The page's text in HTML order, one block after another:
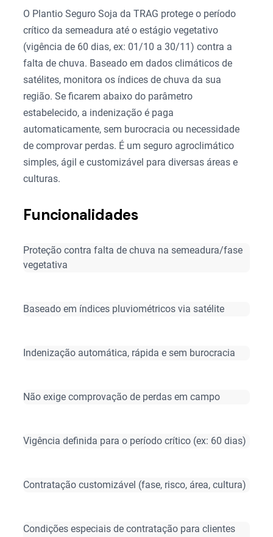
O Plantio Seguro Soja da TRAG protege o período
crítico da semeadura até o estágio vegetativo
(vigência de 60 dias, ex: 01/10 a 30/11) contra a
falta de chuva. Baseado em dados climáticos de
satélites, monitora os índices de chuva da sua
região. Se ficarem abaixo do parâmetro
estabelecido, a indenização é paga
automaticamente, sem burocracia ou necessidade
de comprovar perdas. É um seguro agroclimático
simples, ágil e customizável para diversas áreas e
culturas.
Funcionalidades
Proteção contra falta de chuva na semeadura/fase
vegetativa
Baseado em índices pluviométricos via satélite
Indenização automática, rápida e sem burocracia
Não exige comprovação de perdas em campo
Vigência definida para o período crítico (ex: 60 dias)
Contratação customizável (fase, risco, área, cultura)
Condições especiais de contratação para clientes